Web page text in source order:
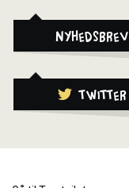
Nyhedsbrev
Twitter